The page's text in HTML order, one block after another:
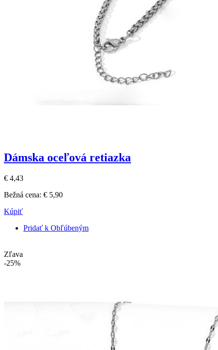
Dámska oceľová retiazka
€ 4,43
Bežná cena: € 5,90
Kúpiť
Pridať k Obľúbeným
Zľava
-25%